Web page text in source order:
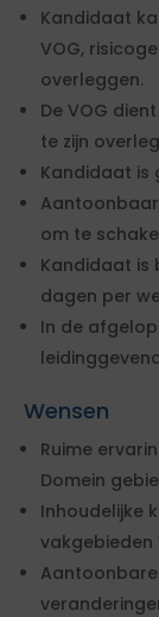
Kandidaat
VOG,
overleggen.
De VOG
te zijn
Kandidaat is
om te
Kandidaat is
dagen per
In de
Wensen
Ruime
Domein
Inhoudelijke
vakgebieden